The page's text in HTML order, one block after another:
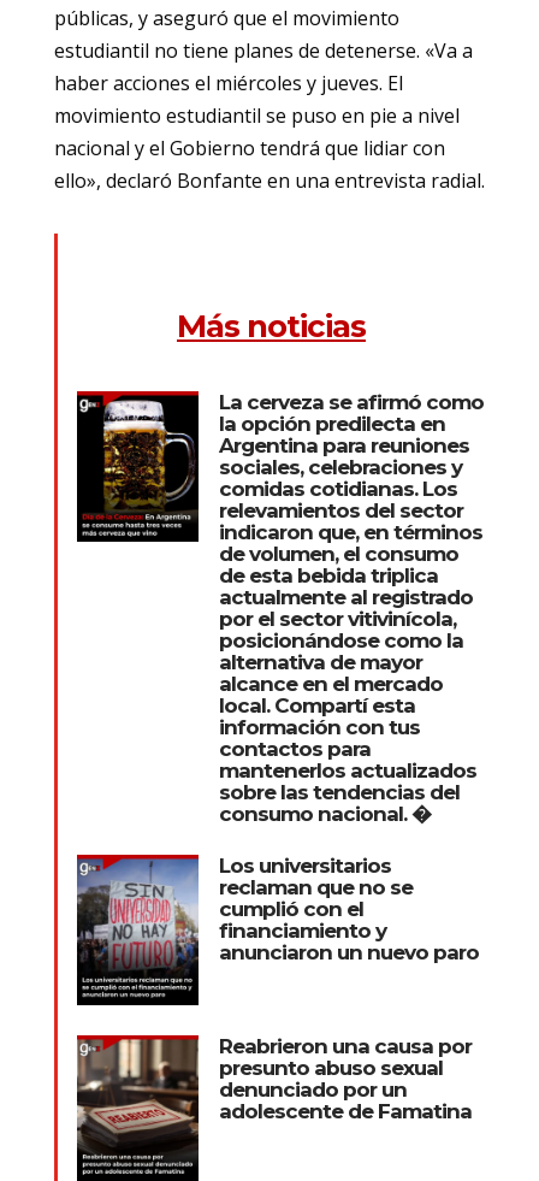
públicas, y aseguró que el movimiento
estudiantil no tiene planes de detenerse. «Va a
haber acciones el miércoles y jueves. El
movimiento estudiantil se puso en pie a nivel
nacional y el Gobierno tendrá que lidiar con
ello», declaró Bonfante en una entrevista radial.
Más noticias
La cerveza se afirmó como
la opción predilecta en
Argentina para reuniones
sociales, celebraciones y
comidas cotidianas. Los
relevamientos del sector
indicaron que, en términos
de volumen, el consumo
de esta bebida triplica
actualmente al registrado
por el sector vitivinícola,
posicionándose como la
alternativa de mayor
alcance en el mercado
local. Compartí esta
información con tus
contactos para
mantenerlos actualizados
sobre las tendencias del
consumo nacional. �
Los universitarios
reclaman que no se
cumplió con el
financiamiento y
anunciaron un nuevo paro
Reabrieron una causa por
presunto abuso sexual
denunciado por un
adolescente de Famatina